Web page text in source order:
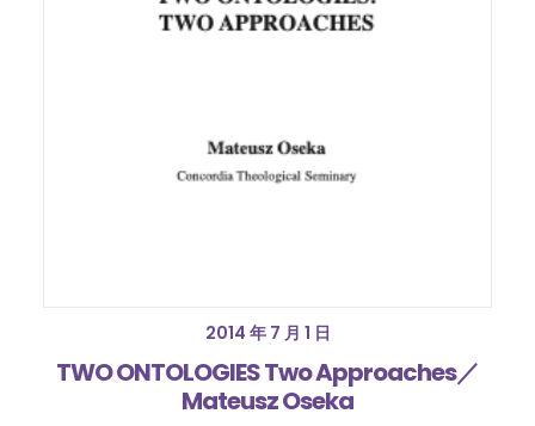
2014 年 7 月 1 日
TWO ONTOLOGIES Two Approaches／
Mateusz Oseka